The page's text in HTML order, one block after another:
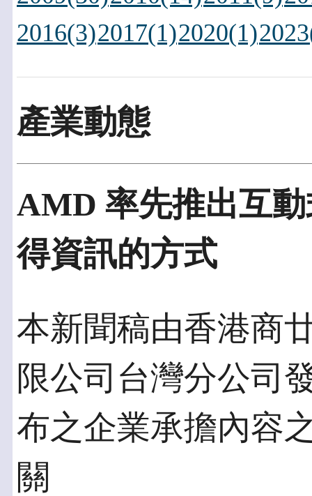
2016(3)2017(1)2020(1)
產業動態
AMD 率先推出互
得資訊的方式
本新聞稿由香港商
限公司台灣分公司
布之企業承擔內容
關